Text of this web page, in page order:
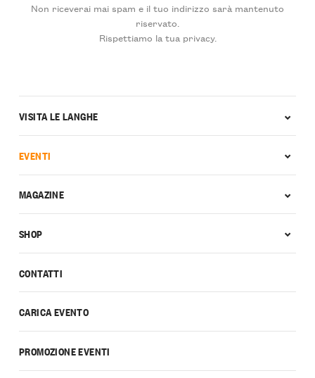
Non riceverai mai spam e il tuo indirizzo sarà mantenuto
riservato.
Rispettiamo la tua privacy.
CONTATTI
CARICA EVENTO
PROMOZIONE EVENTI
VISITA LE LANGHE
EVENTI
MAGAZINE
SHOP